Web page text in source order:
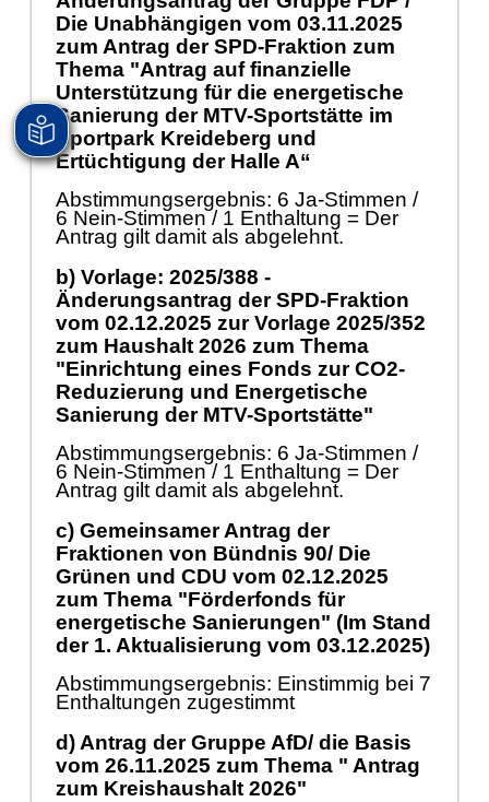
Die Unabhängigen vom03.11.2025
zum Antrag der SPD-Fraktion zum
Thema "Antrag auf finanzielle
Unterstützung für die energetische
Sanierung der MTV-Sportstätte im
Sportpark Kreideberg und
Ertüchtigung der Halle A“
Abstimmungsergebnis: 6 Ja-Stimmen /
6 Nein-Stimmen / 1 Enthaltung = Der
Antrag gilt damit als abgelehnt.
b) Vorlage: 2025/388 -
Änderungsantrag der SPD-Fraktion
vom02.12.2025 zur Vorlage 2025/352
zum Haushalt 2026 zum Thema
"Einrichtung eines Fonds zur CO2-
Reduzierung und Energetische
Sanierung der MTV-Sportstätte"
Abstimmungsergebnis: 6 Ja-Stimmen /
6 Nein-Stimmen / 1 Enthaltung = Der
Antrag gilt damit als abgelehnt.
c) Gemeinsamer Antrag der
Fraktionen von Bündnis 90/ Die
Grünen und CDU vom02.12.2025
zum Thema "Förderfonds für
energetische Sanierungen" (Im Stand
der 1. Aktualisierung vom03.12.2025)
Abstimmungsergebnis: Einstimmig bei 7
Enthaltungen zugestimmt
d) Antrag der Gruppe AfD/ die Basis
vom26.11.2025 zum Thema " Antrag
zum Kreishaushalt 2026"